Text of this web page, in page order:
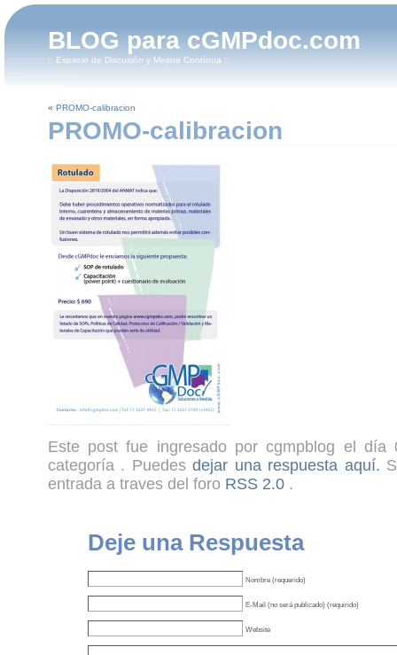
BLOG para cGMPdoc.com
:: Espacio de Discusión y Mejora Contínua ::
« PROMO-calibracion
PROMO-calibracion
Este post fue ingresado por cgmpblog el
categoría . Puedesdejar una respuesta aquí.
entrada a traves del foro RSS 2.0.
Deje una Respuesta
Nombre (requerido)
E-Mail (no será publicado) (requirido)
Website